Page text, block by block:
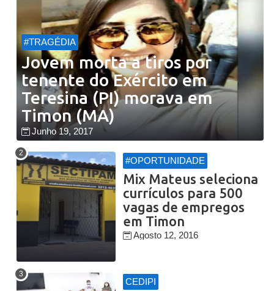
#TRAGÉDIA
Jovem morta a tiros por
tenente do Exército em
Teresina (PI) morava em
Timon (MA)
Junho 19, 2017
#OPORTUNIDADE
Mix Mateus seleciona
currículos para 500
vagas de empregos
em Timon
Agosto 12, 2016
CEDIPI